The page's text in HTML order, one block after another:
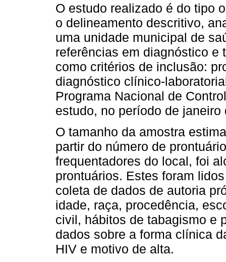
O estudo realizado é do tipo
o delineamento descritivo,
uma unidade municipal de
referências em diagnóstico e
como critérios de inclusão:
diagnóstico clínico-
Programa Nacional de
estudo, no período de
O tamanho da amostra
partir do número de
frequentadores do local, foi
prontuários. Estes foram
coleta de dados de autoria
idade, raça, procedência,
civil, hábitos de tabagismo e
dados sobre a forma clínica
HIV e motivo de alta.